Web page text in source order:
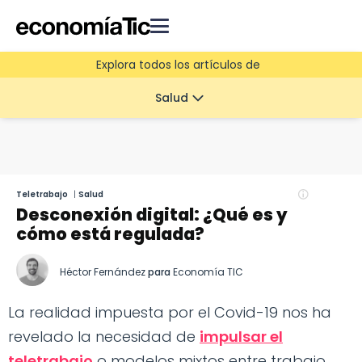
Explora todos los artículos de
Salud
Teletrabajo | Salud
Desconexión digital: ¿Qué es y
cómo está regulada?
Héctor Fernándezpara Economía TIC
La realidad impuesta por el Covid-19 nos ha
revelado la necesidad de impulsar el